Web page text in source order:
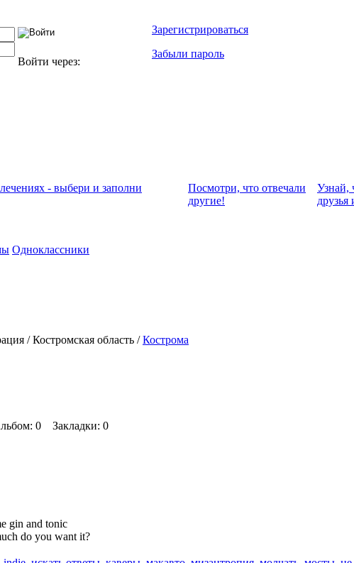
Войти через:
Зарегистрироваться
Забыли пароль
- выбери и заполни
Посмотри, что отвeчали
другие!
Узнай,
друзья
Одноклассники
/ Костромская область /Кострома
0 Закладки: 0
gin and tonic
do you want it?